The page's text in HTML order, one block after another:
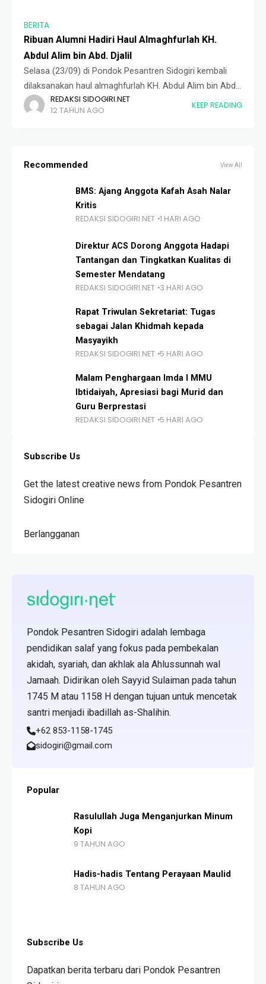
BERITA
Ribuan Alumni Hadiri Haul Almaghfurlah KH.
Abdul Alim bin Abd. Djalil
Selasa (23/09) di Pondok Pesantren Sidogiri kembali
dilaksanakan haul almaghfurlah KH. Abdul Alim bin Abd.
Jalil (Pengasuh Pondok Pesantren Sidogiri yang ke-12).
Di acara haul yang hingga tahun ini sudah
REDAKSI SIDOGIRI.NET
12 TAHUN AGO
KEEP READING
Recommended View All
BMS: Ajang Anggota Kafah Asah Nalar
Kritis
REDAKSI SIDOGIRI.NET 1 HARI AGO
Direktur ACS Dorong Anggota Hadapi
Tantangan dan Tingkatkan Kualitas di
Semester Mendatang
REDAKSI SIDOGIRI.NET 3 HARI AGO
Rapat Triwulan Sekretariat: Tugas
sebagai Jalan Khidmah kepada
Masyayikh
REDAKSI SIDOGIRI.NET 5 HARI AGO
Malam Penghargaan Imda I MMU
Ibtidaiyah, Apresiasi bagi Murid dan
Guru Berprestasi
REDAKSI SIDOGIRI.NET 5 HARI AGO
Subscribe Us
Get the latest creative news from Pondok Pesantren
Sidogiri Online
Berlangganan
Pondok Pesantren Sidogiri adalah lembaga
pendidikan salaf yang fokus pada pembekalan
akidah, syariah, dan akhlak ala Ahlussunnah wal
Jamaah. Didirikan oleh Sayyid Sulaiman pada tahun
1745 M atau 1158 H dengan tujuan untuk mencetak
santri menjadi ibadillah as-Shalihin.
+62 853-1158-1745
sidogiri@gmail.com
Popular
Rasulullah Juga Menganjurkan Minum
Kopi
9 TAHUN AGO
Hadis-hadis Tentang Perayaan Maulid
8 TAHUN AGO
Subscribe Us
Dapatkan berita terbaru dari Pondok Pesantren